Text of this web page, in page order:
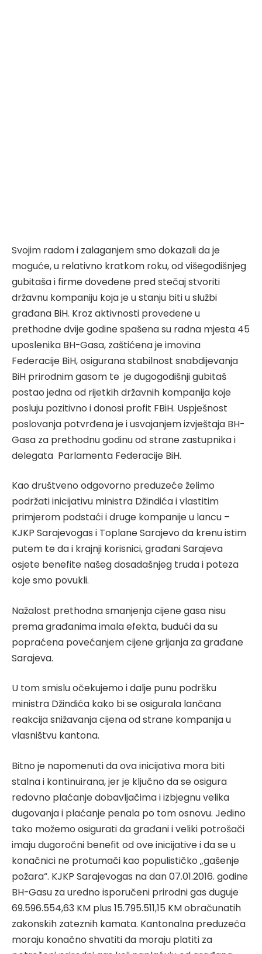
Svojim radom i zalaganjem smo dokazali da je
moguće, u relativno kratkom roku, od višegodišnjeg
gubitaša i firme dovedene pred stečaj stvoriti
državnu kompaniju koja je u stanju biti u službi
građana BiH. Kroz aktivnosti provedene u
prethodne dvije godine spašena su radna mjesta 45
uposlenika BH-Gasa, zaštićena je imovina
Federacije BiH, osigurana stabilnost snabdijevanja
BiH prirodnim gasom te je dugogodišnji gubitaš
postao jedna od rijetkih državnih kompanija koje
posluju pozitivno i donosi profit FBiH. Uspješnost
poslovanja potvrđena je i usvajanjem izvještaja BH-
Gasa za prethodnu godinu od strane zastupnika i
delegata Parlamenta Federacije BiH.
Kao društveno odgovorno preduzeće želimo
podržati inicijativu ministra Džindića i vlastitim
primjerom podstaći i druge kompanije u lancu –
KJKP Sarajevogas i Toplane Sarajevo da krenu istim
putem te da i krajnji korisnici, građani Sarajeva
osjete benefite našeg dosadašnjeg truda i poteza
koje smo povukli.
Nažalost prethodna smanjenja cijene gasa nisu
prema građanima imala efekta, budući da su
popraćena povećanjem cijene grijanja za građane
Sarajeva.
U tom smislu očekujemo i dalje punu podršku
ministra Džindića kako bi se osigurala lančana
reakcija snižavanja cijena od strane kompanija u
vlasništvu kantona.
Bitno je napomenuti da ova inicijativa mora biti
stalna i kontinuirana, jer je ključno da se osigura
redovno plaćanje dobavljačima i izbjegnu velika
dugovanja i plaćanje penala po tom osnovu. Jedino
tako možemo osigurati da građani i veliki potrošači
imaju dugoročni benefit od ove inicijative i da se u
konačnici ne protumači kao populističko „gašenje
požara“. KJKP Sarajevogas na dan 07.01.2016. godine
BH-Gasu za uredno isporučeni prirodni gas duguje
69.596.554,63 KM plus 15.795.511,15 KM obračunatih
zakonskih zateznih kamata. Kantonalna preduzeća
moraju konačno shvatiti da moraju platiti za